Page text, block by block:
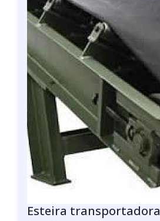
Esteira transportadora